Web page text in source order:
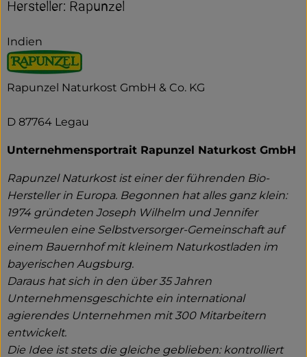
Hersteller: Rapunzel
Indien
Rapunzel Naturkost GmbH & Co. KG
D 87764 Legau
Unternehmensportrait Rapunzel Naturkost GmbH
Rapunzel Naturkost ist einer der führenden Bio-
Hersteller in Europa. Begonnen hat alles ganz klein:
1974 gründeten Joseph Wilhelm und Jennifer
Vermeulen eine Selbstversorger-Gemeinschaft auf
einem Bauernhof mit kleinem Naturkostladen im
bayerischen Augsburg.
Daraus hat sich in den über 35 Jahren
Unternehmensgeschichte ein international
agierendes Unternehmen mit 300 Mitarbeitern
entwickelt.
Die Idee ist stets die gleiche geblieben: kontrolliert